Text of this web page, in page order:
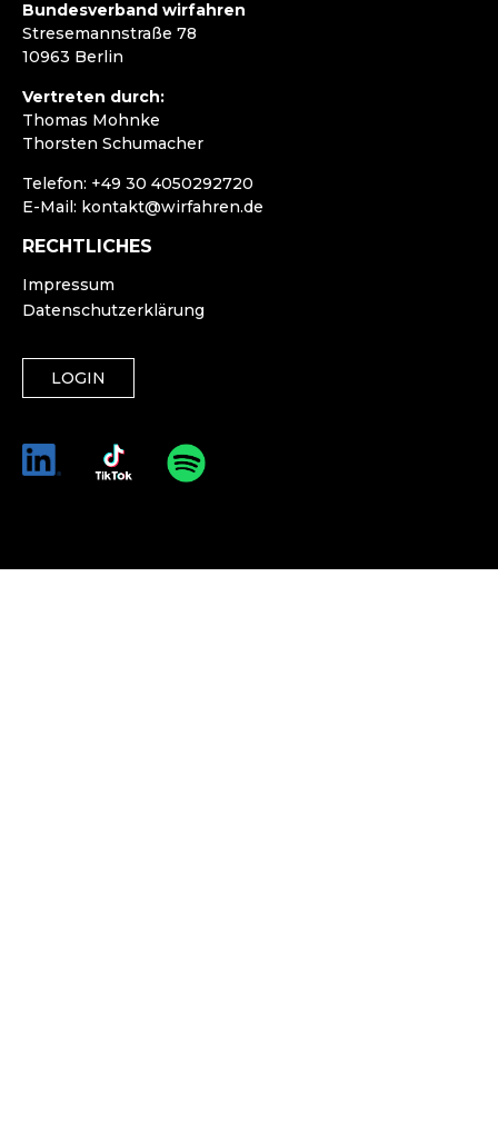
Bundesverband wirfahren
Stresemannstraße 78
10963 Berlin
Vertreten durch:
Thomas Mohnke
Thorsten Schumacher
Telefon: +49 30 4050292720
E-Mail: kontakt@wirfahren.de
RECHTLICHES
Impressum
Datenschutzerklärung
LOGIN